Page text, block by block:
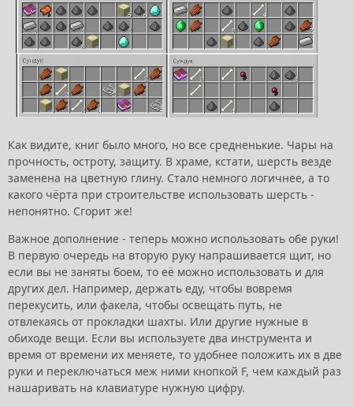
Как видите, книг было много, но все средненькие. Чары на
прочность, остроту, защиту. В храме, кстати, шерсть везде
заменена на цветную глину. Стало немного логичнее, а то
какого чёрта при строительстве использовать шерсть -
непонятно. Сгорит же!
Важное дополнение - теперь можно использовать обе руки!
В первую очередь на вторую руку напрашивается щит, но
если вы не заняты боем, то её можно использовать и для
других дел. Например, держать еду, чтобы вовремя
перекусить, или факела, чтобы освещать путь, не
отвлекаясь от прокладки шахты. Или другие нужные в
обиходе вещи. Если вы используете два инструмента и
время от времени их меняете, то удобнее положить их в две
руки и переключаться меж ними кнопкой F, чем каждый раз
нашаривать на клавиатуре нужную цифру.